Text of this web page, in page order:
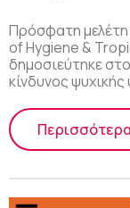
Πρόσφατη
of Hygiene &
δημοσιεύτηκε
κίνδυνος ψυχικής
Περισσότερα